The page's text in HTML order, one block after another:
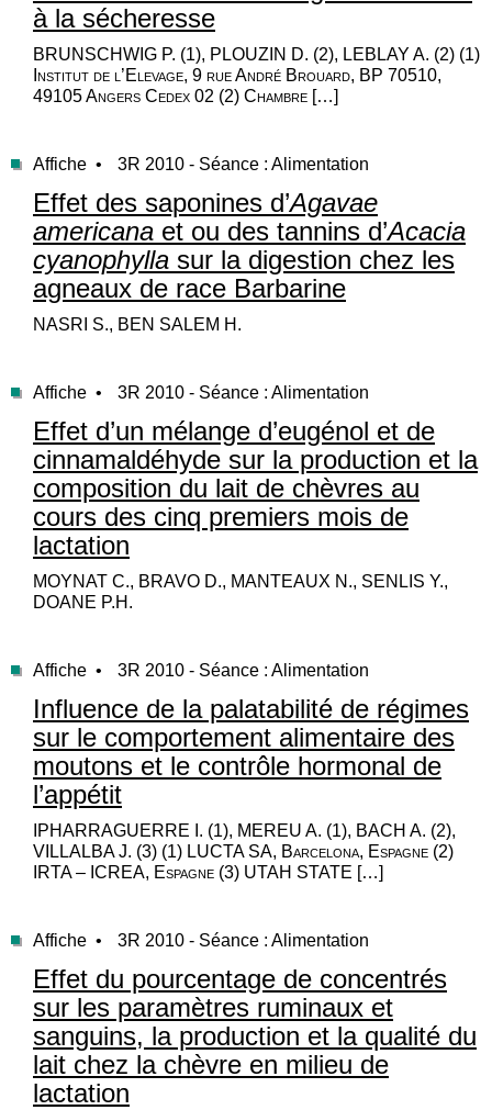
à la sécheresse
BRUNSCHWIG P. (1), PLOUZIN D. (2), LEBLAY A. (2) (1)
Institut de l’Elevage, 9 rue André Brouard, BP 70510,
49105 Angers Cedex 02 (2) Chambre […]
Affiche • 3R 2010 - Séance : Alimentation
Effet des saponines d’Agavae
americana et ou des tannins d’Acacia
cyanophylla sur la digestion chez les
agneaux de race Barbarine
NASRI S., BEN SALEM H.
Affiche • 3R 2010 - Séance : Alimentation
Effet d’un mélange d’eugénol et de
cinnamaldéhyde sur la production et la
composition du lait de chèvres au
cours des cinq premiers mois de
lactation
MOYNAT C., BRAVO D., MANTEAUX N., SENLIS Y.,
DOANE P.H.
Affiche • 3R 2010 - Séance : Alimentation
Influence de la palatabilité de régimes
sur le comportement alimentaire des
moutons et le contrôle hormonal de
l’appétit
IPHARRAGUERRE I. (1), MEREU A. (1), BACH A. (2),
VILLALBA J. (3) (1) LUCTA SA, Barcelona, Espagne (2)
IRTA – ICREA, Espagne (3) UTAH STATE […]
Affiche • 3R 2010 - Séance : Alimentation
Effet du pourcentage de concentrés
sur les paramètres ruminaux et
sanguins, la production et la qualité du
lait chez la chèvre en milieu de
lactation